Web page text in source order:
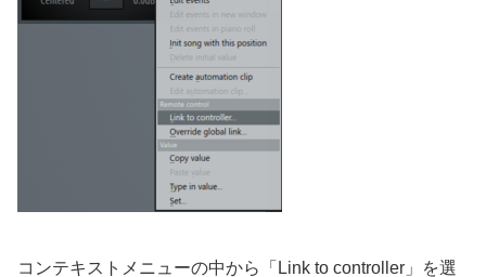
コンテキストメニューの中から「Link to controller」を選